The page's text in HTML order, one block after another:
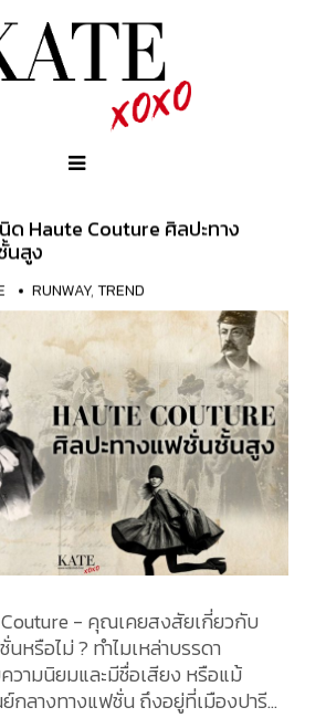
ด Haute Couture ศิลปะทาง
นสูง
RUNWAY, TREND
- คุณเคยสงสัยเกี่ยวกับ
หรือไม่ ? ทำไมเหล่าบรรดา
วามนิยมและมีชื่อเสียง หรือแม้
กลางทางแฟชั่น ถึงอยู่ที่เมืองปารีส